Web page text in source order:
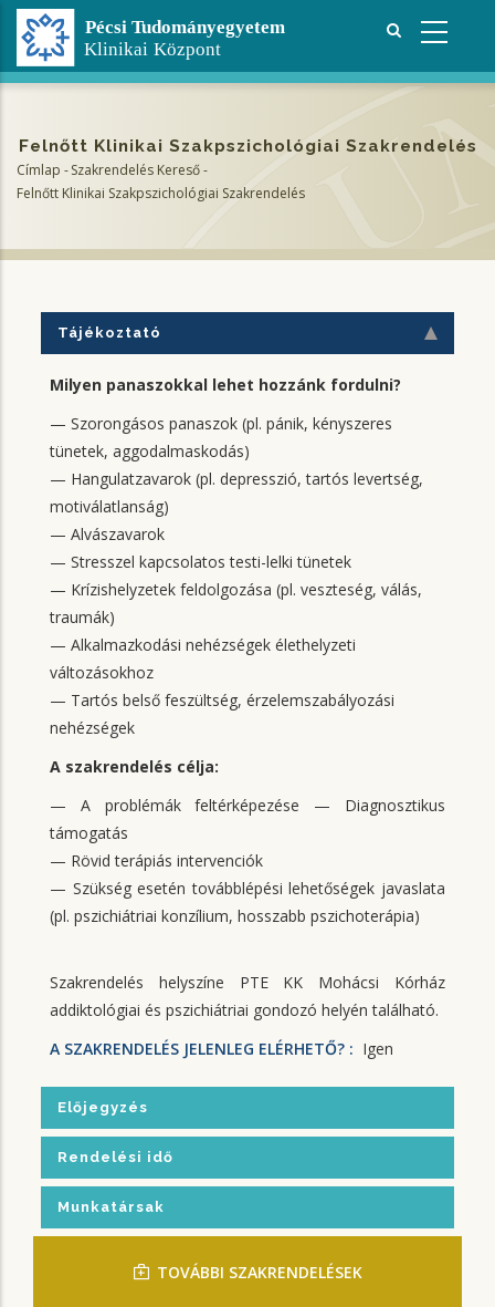
Ugrás
tartalomra
Felnőtt Klinikai Szakpszichológiai Szakrendelés
Morzsa
Címlap -Szakrendelés Kereső-
Felnőtt Klinikai Szakpszichológiai Szakrendelés
Tájékoztató
Milyen panaszokkal lehet hozzánk fordulni?
— Szorongásos panaszok (pl. pánik, kényszeres
tünetek, aggodalmaskodás)
— Hangulatzavarok (pl. depresszió, tartós levertség,
motiválatlanság)
— Alvászavarok
— Stresszel kapcsolatos testi-lelki tünetek
— Krízishelyzetek feldolgozása (pl. veszteség, válás,
traumák)
— Alkalmazkodási nehézségek élethelyzeti
változásokhoz
— Tartós belső feszültség, érzelemszabályozási
nehézségek
A szakrendelés célja:
— A problémák feltérképezése — Diagnosztikus
támogatás
— Rövid terápiás intervenciók
— Szükség esetén továbblépési lehetőségek javaslata
(pl. pszichiátriai konzílium, hosszabb pszichoterápia)
Szakrendelés helyszíne PTE KK Mohácsi Kórház
addiktológiai és pszichiátriai gondozó helyén található.
A SZAKRENDELÉS JELENLEG ELÉRHETŐ? : Igen
Előjegyzés
Rendelési idő
Munkatársak
TOVÁBBI SZAKRENDELÉSEK